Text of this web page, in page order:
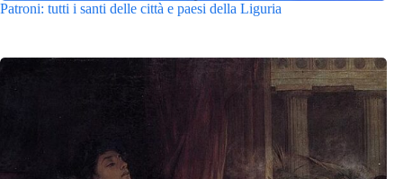
Patroni: tutti i santi delle città e paesi della Liguria